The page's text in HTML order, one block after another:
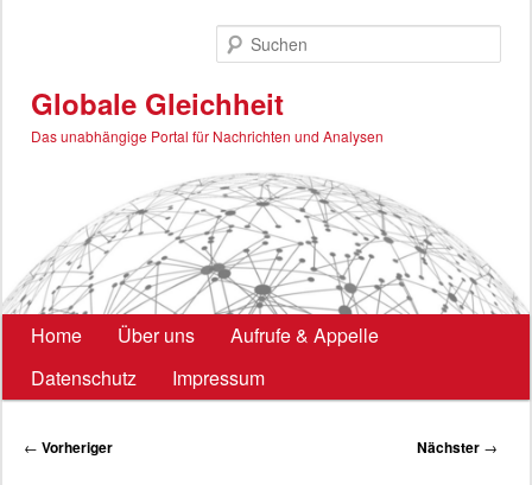
Globale Gleichheit
Das unabhängige Portal für Nachrichten und Analysen
Hauptmenü
Home Über uns
Aufrufe & Appelle
Datenschutz
Impressum
Beitragsnavigation
← Vorheriger Nächster →